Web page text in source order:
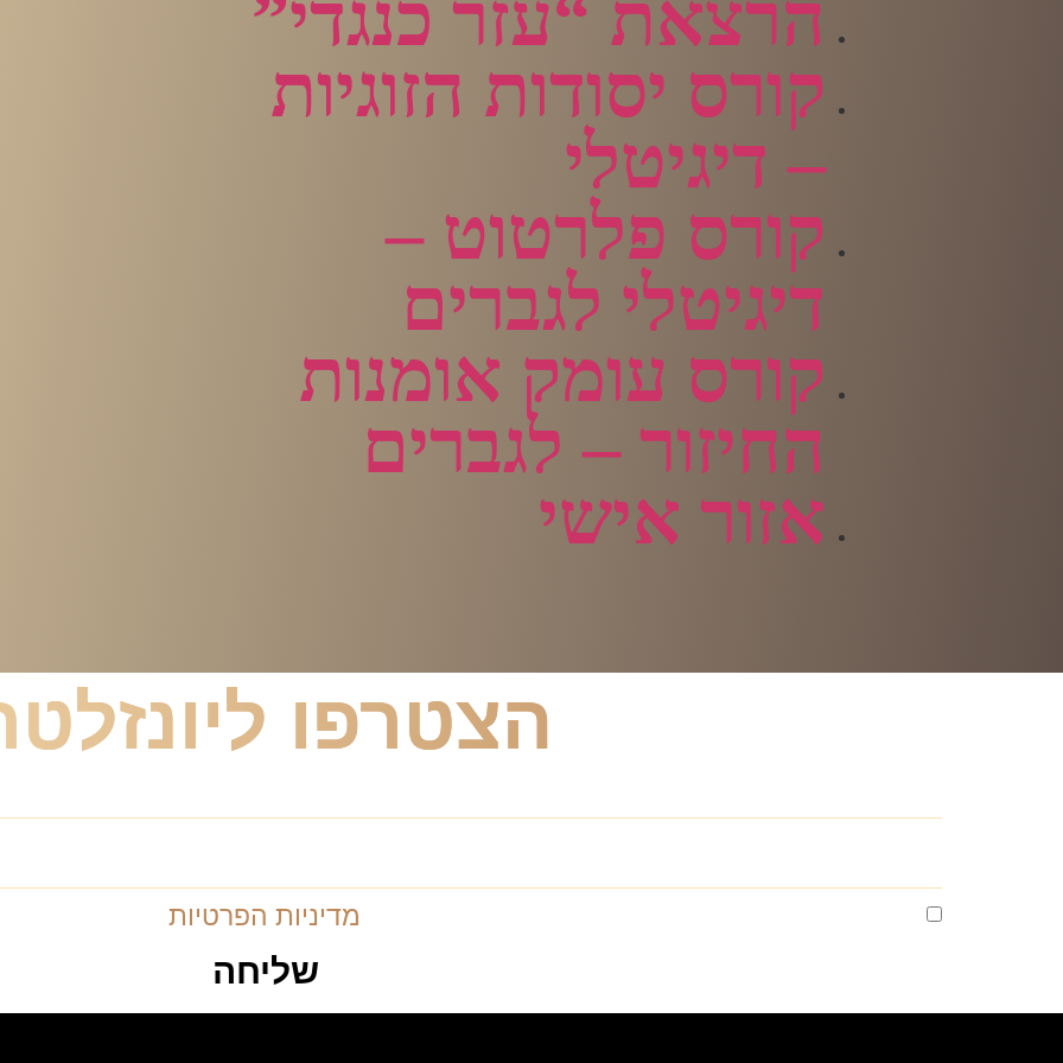
הרצאת “עזר כנגדי”
קורס יסודות הזוגיות
– דיגיטלי
קורס פלרטוט –
דיגיטלי לגברים
קורס עומק אומנות
החיזור – לגברים
אזור אישי
הצטרפו
מדיניות הפרטיות
שליחה